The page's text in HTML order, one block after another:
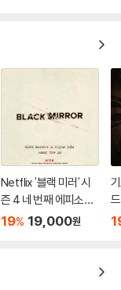
Netflix '블랙 미러' 시
즌 4 네 번째 에피소드
드라마 음악 (Black Mi
19% 19,000원